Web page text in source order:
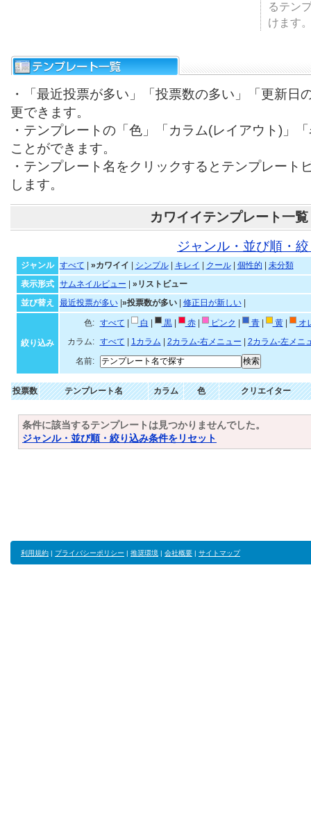
るテン
けます
・「最近投票が多い」「投票数の多い」「更新日
更できます。
・テンプレートの「色」「カラム(レイアウト)」
ことができます。
・テンプレート名をクリックするとテンプレート
します。
カワイイテンプレート一覧
ジャンル・並び順・
ジャンル すべて »カワイイ シンプル| キレイ クール| 個性的
未分類
表示形式
サムネイルビュー
»リストビュー
並び替え
最近投票が多い| »投票数が多い| 修正日が新しい|
絞り込み
色: すべて 白 黒| 赤| ピンク 青| 黄|
オ
カラム:
すべて 1カラム 2カラム-右メニュー
2カラム-左メニ
名前:
投票数 テンプレート名 カラム 色 クリエイター
条件に該当するテンプレートは見つかりませんでした。
ジャンル・並び順・絞り込み条件をリセット
利用規約 | プライバシーポリシー | 推奨環境 | 会社概要 | サイトマップ